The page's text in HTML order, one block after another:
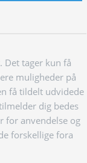
tager kun få
muligheder på
få tildelt udvidede
dig bedes
for anvendelse og
forskellige fora